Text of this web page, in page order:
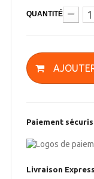
QUANTITÉ
Paiement
Livraison